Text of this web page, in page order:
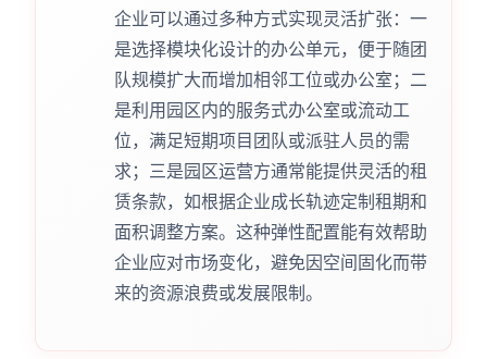
企业可以通过多种方式实现灵活扩张：一
是选择模块化设计的办公单元，便于随团
队规模扩大而增加相邻工位或办公室；二
是利用园区内的服务式办公室或流动工
位，满足短期项目团队或派驻人员的需
求；三是园区运营方通常能提供灵活的租
赁条款，如根据企业成长轨迹定制租期和
面积调整方案。这种弹性配置能有效帮助
企业应对市场变化，避免因空间固化而带
来的资源浪费或发展限制。